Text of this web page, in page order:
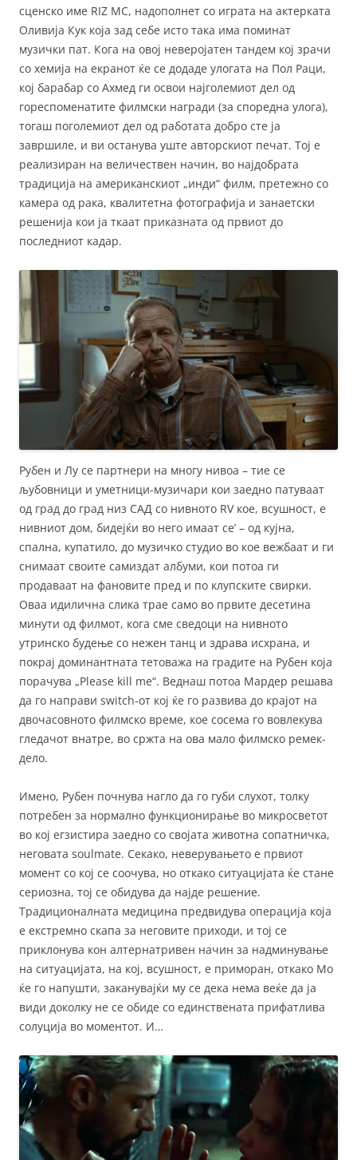
сценско име RIZ MC, надополнет со играта на актерката
Оливија Кук која зад себе исто така има поминат
музички пат. Кога на овој неверојатен тандем кој зрачи
со хемија на екранот ќе се додаде улогата на Пол Раци,
кој барабар со Ахмед ги освои најголемиот дел од
гореспоменатите филмски награди (за споредна улога),
тогаш поголемиот дел од работата добро сте ја
завршиле, и ви останува уште авторскиот печат. Тој е
реализиран на величествен начин, во најдобрата
традиција на американскиот „инди“ филм, претежно со
камера од рака, квалитетна фотографија и занаетски
решенија кои ја ткаат приказната од првиот до
последниот кадар.
Рубен и Лу се партнери на многу нивоа – тие се
љубовници и уметници-музичари кои заедно патуваат
од град до град низ САД со нивното RV кое, всушност, е
нивниот дом, бидејќи во него имаат се’ – од кујна,
спална, купатило, до музичко студио во кое вежбаат и ги
снимаат своите самиздат албуми, кои потоа ги
продаваат на фановите пред и по клупските свирки.
Оваа идилична слика трае само во првите десетина
минути од филмот, кога сме сведоци на нивното
утринско будење со нежен танц и здрава исхрана, и
покрај доминантната тетоважа на градите на Рубен која
порачува „Please kill me“. Веднаш потоа Мардер решава
да го направи switch-от кој ќе го развива до крајот на
двочасовното филмско време, кое сосема го вовлекува
гледачот внатре, во сржта на ова мало филмско ремек-
дело.
Имено, Рубен почнува нагло да го губи слухот, толку
потребен за нормално функционирање во микросветот
во кој егзистира заедно со својата животна сопатничка,
неговата soulmate. Секако, неверувањето е првиот
момент со кој се соочува, но откако ситуацијата ќе стане
сериозна, тој се обидува да најде решение.
Традиционалната медицина предвидува операција која
е екстремно скапа за неговите приходи, и тој се
приклонува кон алтернатривен начин за надминување
на ситуацијата, на кој, всушност, е приморан, откако Мо
ќе го напушти, заканувајќи му се дека нема веќе да ја
види доколку не се обиде со единствената прифатлива
солуција во моментот. И…